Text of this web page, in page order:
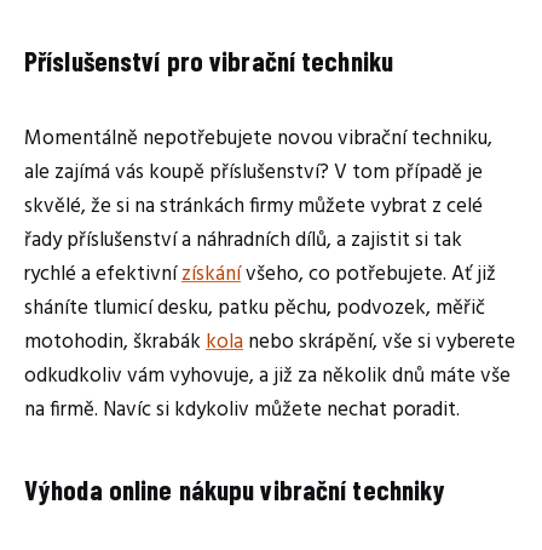
Příslušenství pro vibrační techniku
Momentálně nepotřebujete novou vibrační techniku,
ale zajímá vás koupě příslušenství? V tom případě je
skvělé, že si na stránkách firmy můžete vybrat z celé
řady příslušenství a náhradních dílů, a zajistit si tak
rychlé a efektivnízískánívšeho, co potřebujete. Ať již
sháníte tlumicí desku, patku pěchu, podvozek, měřič
motohodin, škrabákkolanebo skrápění, vše si vyberete
odkudkoliv vám vyhovuje, a již za několik dnů máte vše
na firmě. Navíc si kdykoliv můžete nechat poradit.
Výhoda online nákupu vibrační techniky